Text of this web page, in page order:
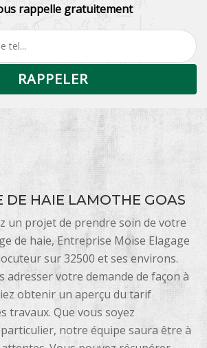
rappelle gratuitement
DE HAIE LAMOTHE GOAS
un projet de prendre soin de votre
de haie, Entreprise Moise Elagage
sur 32500 et ses environs.
adresser votre demande de façon à
obtenir un aperçu du tarif
travaux. Que vous soyez
notre équipe saura être à